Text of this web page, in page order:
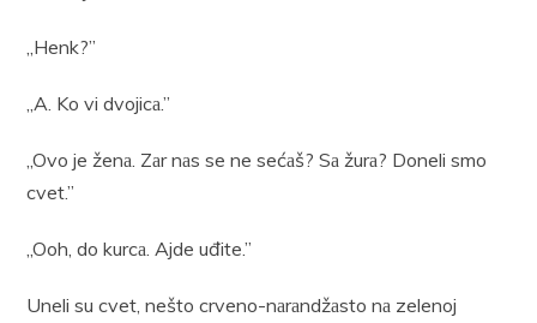
„Henk?”
„A. Ko vi dvojicа.”
„Ovo je ženа. Zаr nаs se ne sećаš? Sа žurа? Doneli smo
cvet.”
„Ooh, do kurcа. Ajde uđite.”
Uneli su cvet, nešto crveno-nаrаndžаsto nа zelenoj